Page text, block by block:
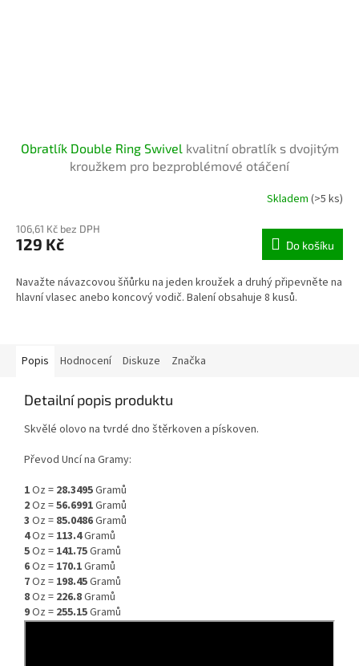
Obratlík Double Ring Swivel kvalitní obratlík s dvojitým
kroužkem pro bezproblémové otáčení
Skladem (>5 ks)
106,61 Kč bez DPH
129 Kč Do košíku
Navažte návazcovou šňůrku na jeden kroužek a druhý připevněte na
hlavní vlasec anebo koncový vodič. Balení obsahuje 8 kusů.
Popis Hodnocení Diskuze Značka
Detailní popis produktu
Skvělé olovo na tvrdé dno štěrkoven a pískoven.
Převod Uncí na Gramy:
1Oz = 28.3495Gramů
2Oz =56.6991Gramů
3 Oz = 85.0486Gramů
4Oz = 113.4Gramů
5Oz = 141.75Gramů
6Oz = 170.1Gramů
7Oz = 198.45Gramů
8Oz = 226.8Gramů
9Oz = 255.15Gramů